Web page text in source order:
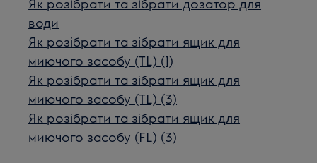
води
Як розібрати та зібрати ящик для
миючого засобу (TL) (1)
Як розібрати та зібрати ящик для
миючого засобу (TL) (3)
Як розібрати та зібрати ящик для
миючого засобу (FL) (3)